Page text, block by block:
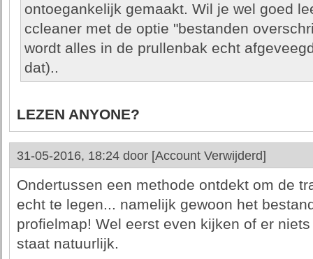
ontoegankelijk gemaakt. Wil je wel goed
ccleaner met de optie "bestanden
wordt alles in de prullenbak echt
dat)..
LEZEN ANYONE?
31-05-2016, 18:24 door [Account Verwijderd]
Ondertussen een methode ontdekt om de
echt te legen... namelijk gewoon het
profielmap! Wel eerst even kijken of er
staat natuurlijk.